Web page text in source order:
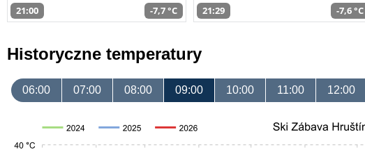
21:00 -7,7 °C 21:29 -7,6 °C
Historyczne temperatury
06:00 07:00 08:00 09:00 10:00 11:00 12:00